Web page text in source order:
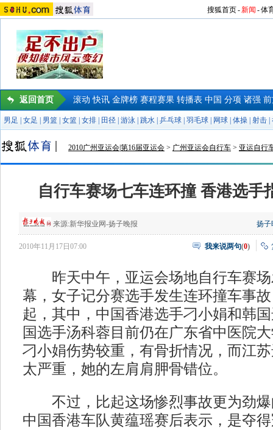
搜狐首页-新闻 -体
返回首页 滚动 快讯 金牌榜 赛程赛果 转播表 中国 分项 诸强
男足 女足 男篮 女篮 女排 田径 游泳 跳水 乒乓球 羽毛球 网球 体操 射击
2010广州亚运会|第16届亚运会 > 广州亚运会自行车 > 亚运自行
自行车赛场七车连环撞 香港选手
来源:新华报业网-扬子晚报 扬子
2010年11月17日07:00 我来说两句(0)
昨天中午，亚运会场地自行车赛场
幕，女子记分赛选手发生连环撞车事
起，其中，中国香港选手刁小娟和韩
国选手汤科蓉目前仍在广东省中医院
刁小娟伤势较重，有骨折情况，而江
太严重，她的左肩肩胛骨错位。
不过，比起这场惨烈事故更为劲爆
中国香港车队黄蕴瑶赛后表示，是夺